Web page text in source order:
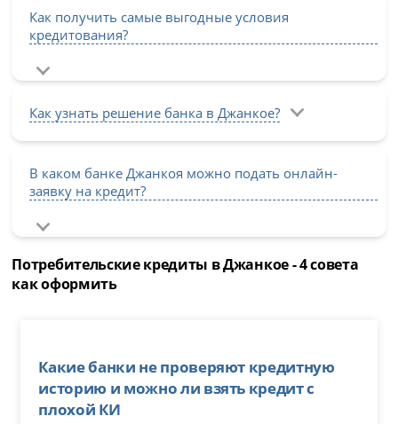
Как получить самые выгодные условия
кредитования?
Как узнать решение банка в Джанкое?
В каком банке Джанкоя можно подать онлайн-
заявку на кредит?
Потребительские кредиты в Джанкое - 4 совета
как оформить
Какие банки не проверяют кредитную
историю и можно ли взять кредит с
плохой КИ